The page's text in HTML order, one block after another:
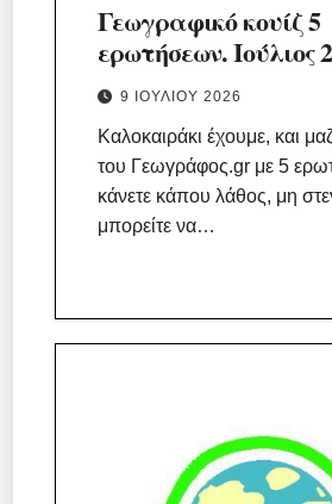
Γεωγραφικό κουίζ 5
ερωτήσεων. Ιούλιος
9 ΙΟΥΛΊΟΥ 2026
Καλοκαιράκι έχουμε, και
του Γεωγράφος.gr με 5
κάνετε κάπου λάθος, μη
μπορείτε να…